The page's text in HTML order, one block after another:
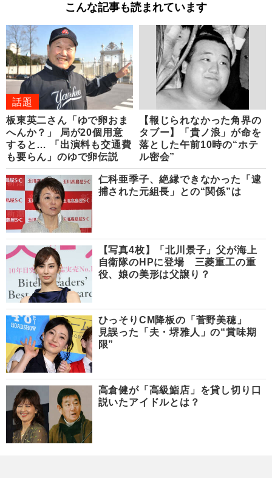
こんな記事も読まれています
話題
板東英二さん「ゆで卵おま
へんか？」 局が20個用意
すると… 「出演料も交通費
も要らん」のゆで卵伝説
【報じられなかった角界の
タブー】「貴ノ浪」が命を
落とした午前10時の“ホテ
ル密会”
仁科亜季子、絶縁できなかった「逮
捕された元組長」との“関係”は
【写真4枚】「北川景子」父が海上
自衛隊のHPに登場 三菱重工の重
役、娘の美形は父譲り？
ひっそりCM降板の「菅野美穂」
見誤った「夫・堺雅人」の“賞味期
限”
高倉健が「高級鮨店」を貸し切り口
説いたアイドルとは？